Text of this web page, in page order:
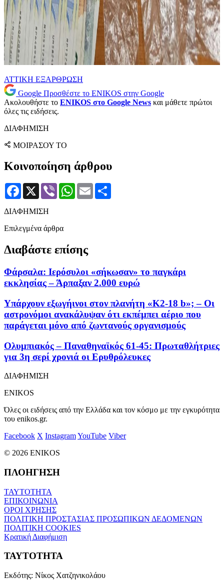
ΑΤΤΙΚΗ ΕΞΑΡΘΡΩΣΗ
Google Προσθέστε το ENIKOS στην Google
Ακολουθήστε το ENIKOS στο Google News και μάθετε πρώτοι
όλες τις ειδήσεις.
ΔΙΑΦΗΜΙΣΗ
ΜΟΙΡΑΣΟΥ ΤΟ
Κοινοποίηση άρθρου
Facebook
X Viber WhatsApp
Email
ΔΙΑΦΗΜΙΣΗ
Επιλεγμένα άρθρα
Διαβάστε επίσης
Φάρσαλα: Ιερόσυλοι «σήκωσαν» το παγκάρι
εκκλησίας – Άρπαξαν 2.000 ευρώ
Υπάρχουν εξωγήινοι στον πλανήτη «K2-18 b»; – Οι
αστρονόμοι ανακάλυψαν ότι εκπέμπει αέριο που
παράγεται μόνο από ζωντανούς οργανισμούς
Ολυμπιακός – Παναθηναϊκός 61-45: Πρωταθλήτριες
για 3η σερί χρονιά οι Ερυθρόλευκες
ΔΙΑΦΗΜΙΣΗ
ENIKOS
Όλες οι ειδήσεις από την Ελλάδα και τον κόσμο με την εγκυρότητα
του enikos.gr.
Facebook X InstagramYouTube Viber
© 2026 ENIKOS
ΠΛΟΗΓΗΣΗ
ΤΑΥΤΟΤΗΤΑ
ΕΠΙΚΟΙΝΩΝΙΑ
ΟΡΟΙ ΧΡΗΣΗΣ
ΠΟΛΙΤΙΚΗ ΠΡΟΣΤΑΣΙΑΣ ΠΡΟΣΩΠΙΚΩΝ ΔΕΔΟΜΕΝΩΝ
ΠΟΛΙΤΙΚΗ COOKIES
Κρατική Διαφήμιση
ΤΑΥΤΟΤΗΤΑ
Εκδότης: Νίκος Χατζηνικολάου